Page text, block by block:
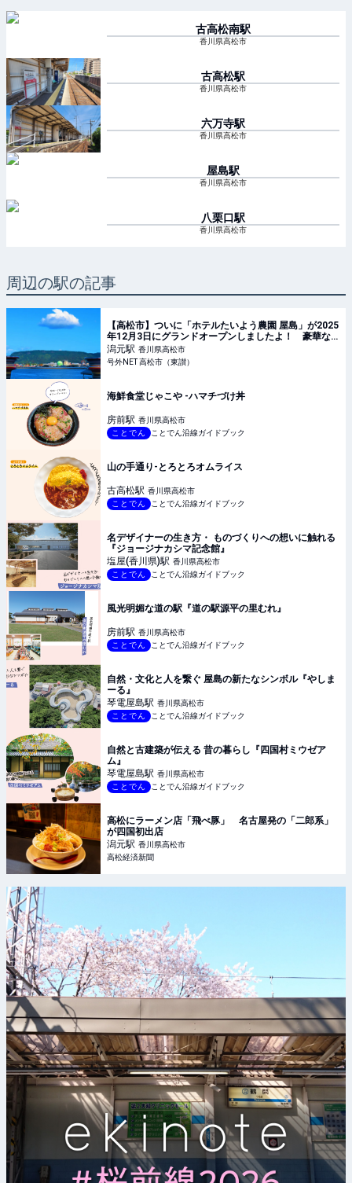
古高松南駅
香川県高松市
古高松駅
香川県高松市
六万寺駅
香川県高松市
屋島駅
香川県高松市
八栗口駅
香川県高松市
周辺の駅の記事
【高松市】ついに「ホテルたいよう農園 屋島」が2025
年12月3日にグランドオープンしましたよ！ 豪華な
朝ご飯が魅力的♪
潟元駅 香川県高松市
号外NET 高松市（東讃）
海鮮食堂じゃこや -ハマチづけ丼
房前駅 香川県高松市
ことでん
ことでん沿線ガイドブック
山の手通り-とろとろオムライス
古高松駅 香川県高松市
ことでん
ことでん沿線ガイドブック
名デザイナーの生き方・ ものづくりへの想いに触れる
『ジョージナカシマ記念館』
塩屋(香川県)駅 香川県高松市
ことでん
ことでん沿線ガイドブック
風光明媚な道の駅『道の駅源平の里むれ』
房前駅 香川県高松市
ことでん
ことでん沿線ガイドブック
自然・文化と人を繋ぐ 屋島の新たなシンボル『やしま
ーる』
琴電屋島駅 香川県高松市
ことでん
ことでん沿線ガイドブック
自然と古建築が伝える 昔の暮らし『四国村ミウゼア
ム』
琴電屋島駅 香川県高松市
ことでん
ことでん沿線ガイドブック
高松にラーメン店「飛べ豚」 名古屋発の「二郎系」
が四国初出店
潟元駅 香川県高松市
高松経済新聞